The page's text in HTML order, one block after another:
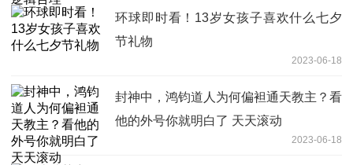
环球即时看！13岁女孩子喜欢什么七夕
节礼物
2023-06-18
封神中，鸿钧道人为何偏袒通天教主？看
他的外号你就明白了 天天滚动
2023-06-18